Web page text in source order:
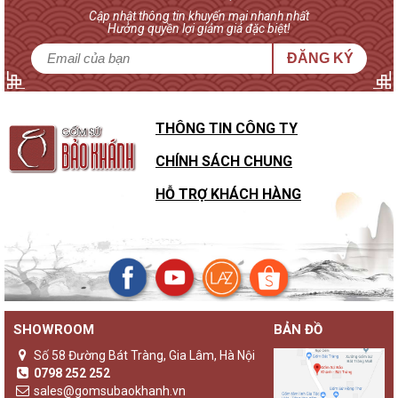
Sự khác biệt của đèn gốm Bảo Khánh với các loại đèn ngủ
khác
Không chỉ là một sản phẩm đèn ngủ thông thường,đèn gốm
Bảo Khánhluôn là những sản phẩm độc bản, lưu giữ giá trị
Cập nhật thông tin khuyến mại nhanh nhất
Hưởng quyền lợi giảm giá đặc biệt!
ĐĂNG KÝ
THÔNG TIN CÔNG TY
CHÍNH SÁCH CHUNG
HỖ TRỢ KHÁCH HÀNG
SHOWROOM
Số 58 Đường Bát Tràng, Gia Lâm, Hà Nội
0798 252 252
sales@gomsubaokhanh.vn
BẢN ĐỒ